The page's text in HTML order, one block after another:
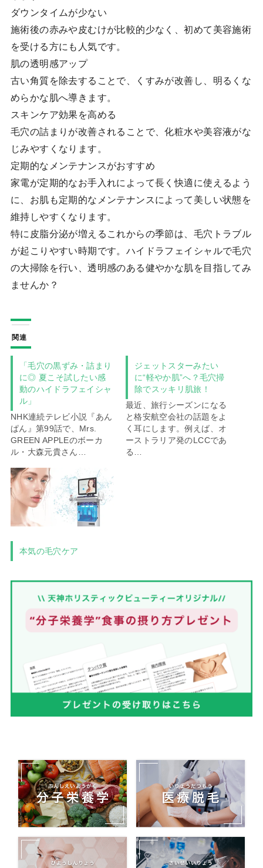
ダウンタイムが少ない
施術後の赤みや皮むけが比較的少なく、初めて美容施術
を受ける方にも人気です。
肌の透明感アップ
古い角質を除去することで、くすみが改善し、明るくな
めらかな肌へ導きます。
スキンケア効果を高める
毛穴の詰まりが改善されることで、化粧水や美容液がな
じみやすくなります。
定期的なメンテナンスがおすすめ
家電が定期的なお手入れによって長く快適に使えるよう
に、お肌も定期的なメンテナンスによって美しい状態を
維持しやすくなります。
特に皮脂分泌が増えるこれからの季節は、毛穴トラブル
が起こりやすい時期です。ハイドラフェイシャルで毛穴
の大掃除を行い、透明感のある健やかな肌を目指してみ
ませんか？
関連
「毛穴の黒ずみ・詰まり
に◎ 夏こそ試したい感
動のハイドラフェイシャ
ル」
NHK連続テレビ小説『あん
ぱん』第99話で、Mrs.
GREEN APPLEのボーカ
ル・大森元貴さん…
ジェットスターみたい
に“軽やか肌”へ？毛穴掃
除でスッキリ肌旅！
最近、旅行シーズンになる
と格安航空会社の話題をよ
く耳にします。例えば、オ
ーストラリア発のLCCであ
る…
本気の毛穴ケア